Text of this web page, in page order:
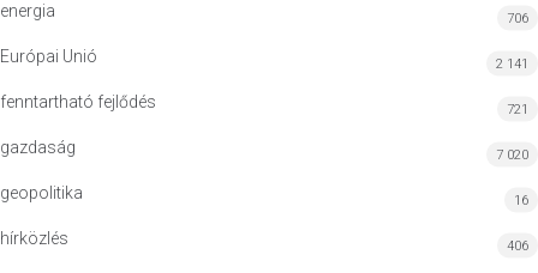
energia 706
Európai Unió 2 141
fenntartható fejlődés 721
gazdaság 7 020
geopolitika 16
hírközlés 406